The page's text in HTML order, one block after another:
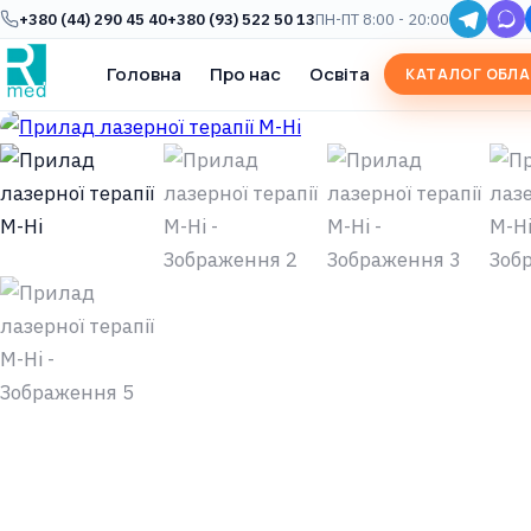
+380 (44) 290 45 40+380 (93) 522 50 13ПН-ПТ 8:00 - 20:00
Головна Про нас Освіта КАТАЛОГ